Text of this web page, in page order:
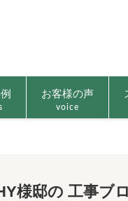
お客様の声
voice
様邸の 工事ブ